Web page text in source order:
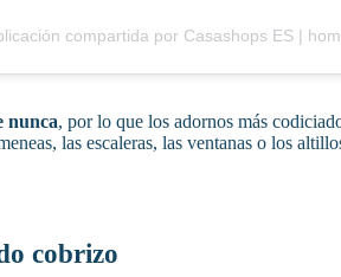
nunca, por lo que los adornos más
las escaleras, las ventanas o los
cobrizo